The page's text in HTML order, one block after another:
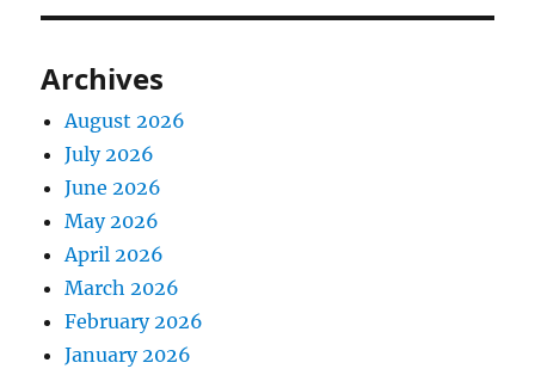
Archives
August 2026
July 2026
June 2026
May 2026
April 2026
March 2026
February 2026
January 2026